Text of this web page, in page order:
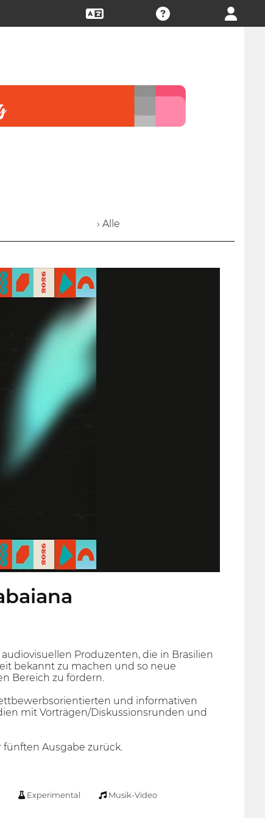
› Alle
Produzenten, die in Brasilien
bekannt zu machen und so neue
Bereich zu fördern.
und informativen
mit Vorträgen/Diskussionsrunden und
fünften Ausgabe zurück.
Experimental Musik-Video